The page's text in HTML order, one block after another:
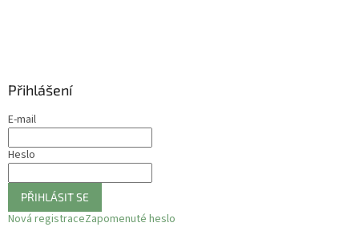
Přihlášení
E-mail
Heslo
PŘIHLÁSIT SE
Nová registraceZapomenuté heslo